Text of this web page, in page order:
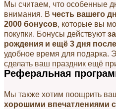
Мы считаем, что особенные
внимания. В честь вашего
2000 бонусов, которые вы
покупки. Бонусы действуют
рождения и ещё 3 дня после
удобное время для подарка.
сделать ваш праздник ещё
Реферальная
Мы также хотим поощрить
хорошими впечатлениями